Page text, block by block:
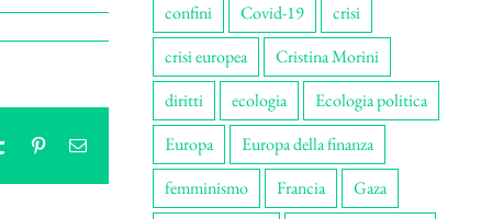
TumblrPinterestEmail
confini
Covid-19
crisi
crisi europea
Cristina Morini
diritti
ecologia
Ecologia politica
Europa
Europa della finanza
femminismo
Francia
Gaza